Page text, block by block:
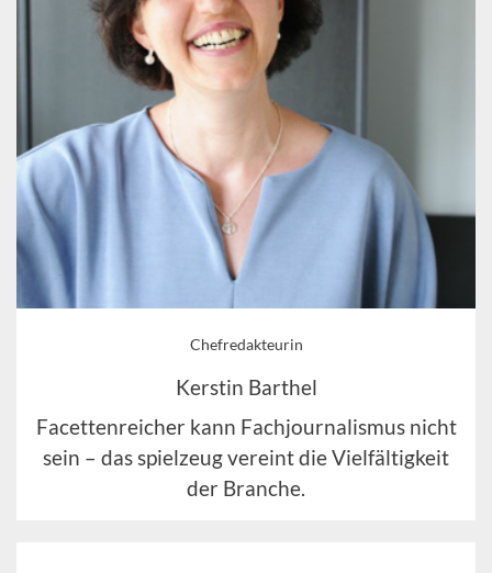
Chefredakteurin
Kerstin Barthel
Facettenreicher kann Fachjournalismus nicht
sein – das spielzeug vereint die Vielfältigkeit
der Branche.